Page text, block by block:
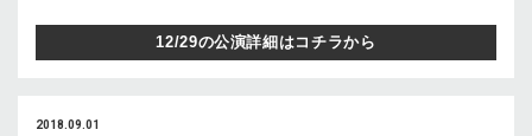
12/29の公演詳細はコチラから
2018.09.01